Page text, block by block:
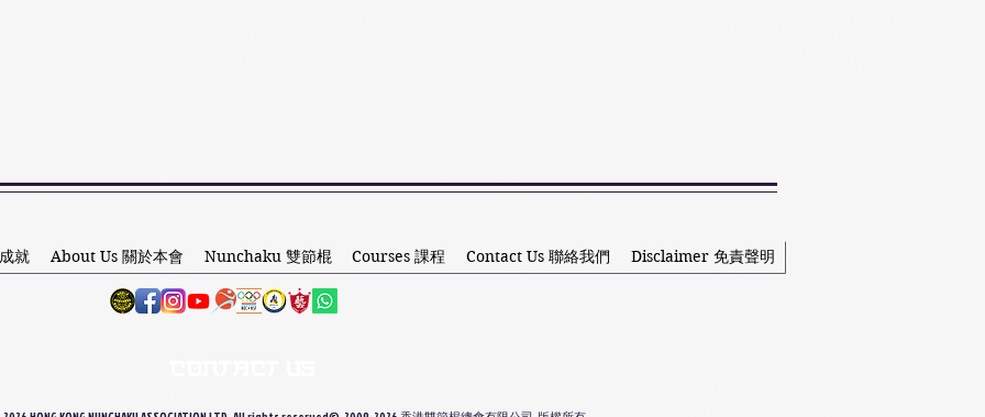
就 About Us 關於本會 Nunchaku 雙節棍 Courses 課程 Contact Us 聯絡我們 Disclaimer 免責聲明